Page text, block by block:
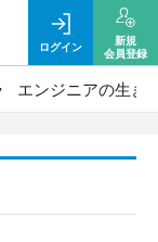
ログイン
新規
会員登録
エンジニアの生き